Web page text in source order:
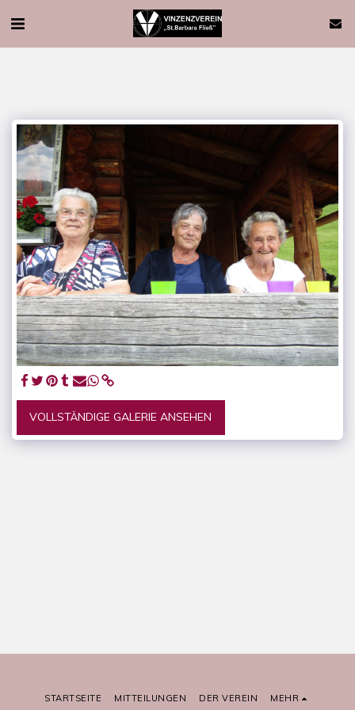
VOLLSTÄNDIGE GALERIE ANSEHEN
STARTSEITE MITTEILUNGEN DER VEREIN MEHR